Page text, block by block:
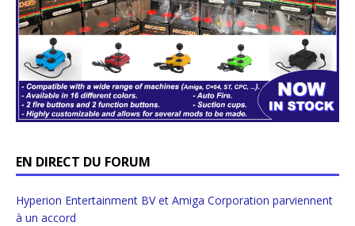
EN DIRECT DU FORUM
Hyperion Entertainment BV et Amiga Corporation parviennent
à un accord